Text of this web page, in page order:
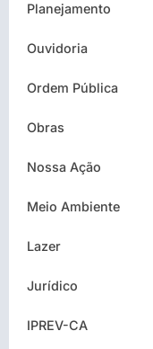
Planejamento
Ouvidoria
Ordem Pública
Obras
Nossa Ação
Meio Ambiente
Lazer
Jurídico
IPREV-CA